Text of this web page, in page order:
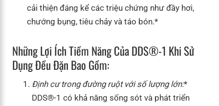
cải thiện đáng kể các triệu chứng như đầy hơi,
chướng bụng, tiêu chảy và táo bón.*
Những Lợi Ích Tiềm Năng Của DDS®-1 Khi Sử
Dụng Đều Đặn Bao Gồm:
Định cư trong đường ruột với số lượng lớn:*
DDS®-1 có khả năng sống sót và phát triển